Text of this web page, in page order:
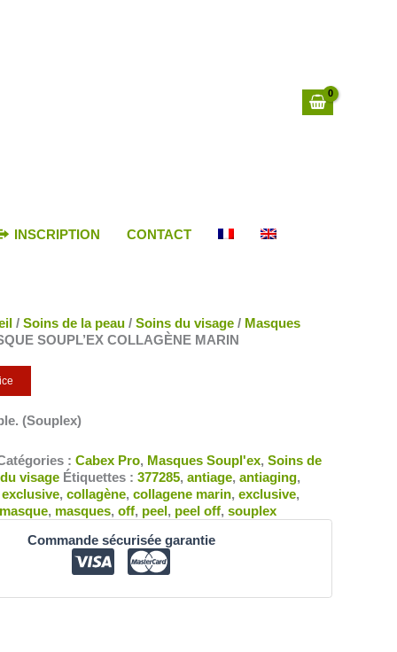
INSCRIPTION CONTACT
/Soins de la peau /Soins du visage / Masques
SOUPL’EX COLLAGÈNE MARIN
(Souplex)
:Cabex Pro, Masques Soupl'ex,Soins de
visage Étiquettes :377285,antiage,antiaging,
,collagène,collagene marin,exclusive,
masque, masques,off, peel, peel off,souplex
Commande sécurisée garantie